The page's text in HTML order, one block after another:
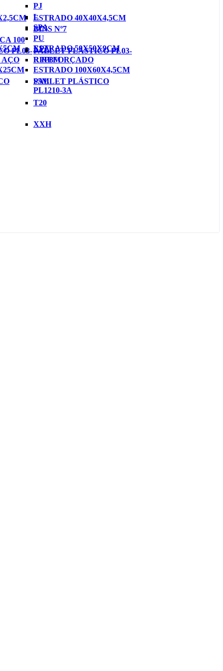
PJ
SPA
XPA
L
PU
RPP8M
S5M
T20
XXH
ESTRADO 40X40X4,5CM
ESTRADO 50X50X9CM
ESTRADO 100X60X4,5CM
BINS Nº7
100
PL03-PALLET PLÁSTICO PL03-
R REFORÇADO
PALLET PLÁSTICO
PL1210-3A